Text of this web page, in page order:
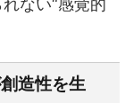
ない“感覚的
造性を生